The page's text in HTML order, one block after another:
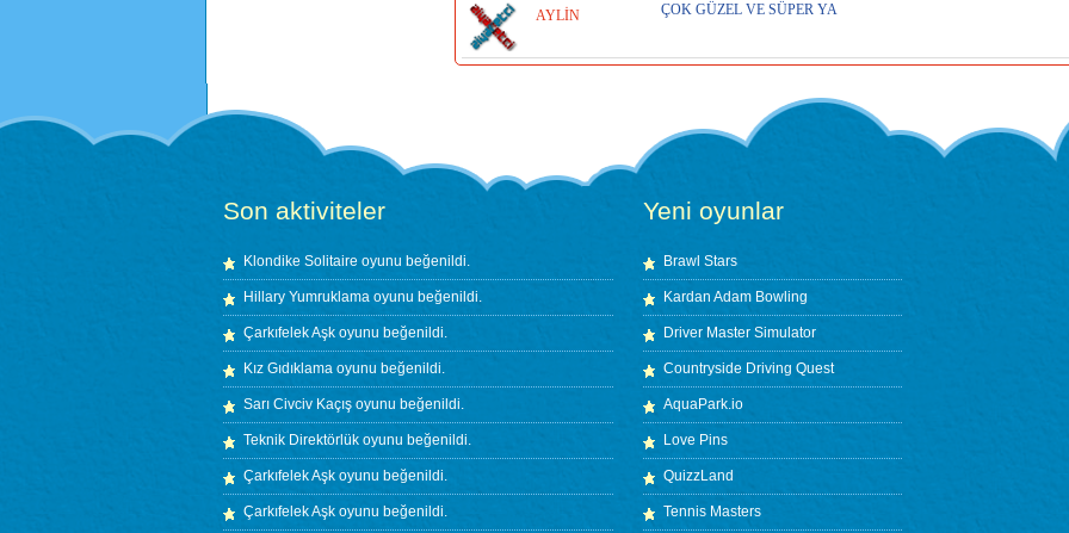
AYLİN ÇOK GÜZEL VE SÜPER YA
Son aktiviteler
Klondike Solitaire oyunu beğenildi.
Hillary Yumruklama oyunu beğenildi.
Çarkıfelek Aşk oyunu beğenildi.
Kız Gıdıklama oyunu beğenildi.
Sarı Civciv Kaçış oyunu beğenildi.
Teknik Direktörlük oyunu beğenildi.
Çarkıfelek Aşk oyunu beğenildi.
Çarkıfelek Aşk oyunu beğenildi.
Yeni oyunlar
Brawl Stars
Kardan Adam Bowling
Driver Master Simulator
Countryside Driving Quest
AquaPark.io
Love Pins
QuizzLand
Tennis Masters